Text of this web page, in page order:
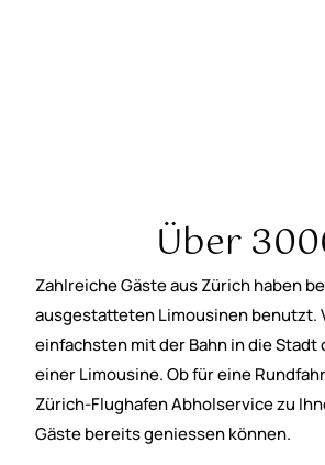
Über
Zahlreiche Gäste aus Zürich haben
ausgestatteten Limousinen benutzt.
einfachsten mit der Bahn in die
einer Limousine. Ob für eine
Zürich-Flughafen Abholservice zu
Gäste bereits geniessen können.